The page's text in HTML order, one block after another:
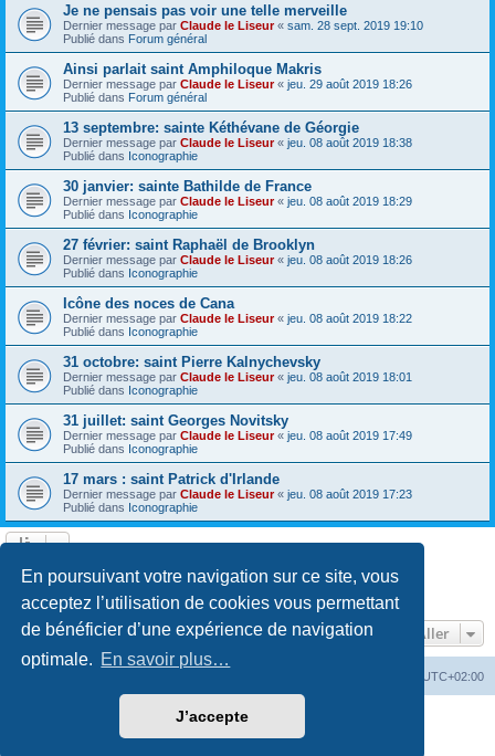
En poursuivant votre navigation sur ce site, vous
acceptez l’utilisation de cookies vous permettant
de bénéficier d’une expérience de navigation
optimale. En savoir plus…
J’accepte
Je ne pensais pas voir une telle merveille
Dernier message par Claude le Liseur« sam. 28 sept. 2019 19:10
Publié dans Forum général
Ainsi parlait saint Amphiloque Makris
Dernier message par Claude le Liseur« jeu. 29 août 2019 18:26
Publié dans Forum général
13 septembre: sainte Kéthévane de Géorgie
Dernier message par Claude le Liseur« jeu. 08 août 2019 18:38
Publié dans Iconographie
30 janvier: sainte Bathilde de France
Dernier message par Claude le Liseur« jeu. 08 août 2019 18:29
Publié dans Iconographie
27 février: saint Raphaël de Brooklyn
Dernier message par Claude le Liseur« jeu. 08 août 2019 18:26
Publié dans Iconographie
Icône des noces de Cana
Dernier message par Claude le Liseur« jeu. 08 août 2019 18:22
Publié dans Iconographie
31 octobre: saint Pierre Kalnychevsky
Dernier message par Claude le Liseur« jeu. 08 août 2019 18:01
Publié dans Iconographie
31 juillet: saint Georges Novitsky
Dernier message par Claude le Liseur« jeu. 08 août 2019 17:49
Publié dans Iconographie
17 mars : saint Patrick d'Irlande
Dernier message par Claude le Liseur« jeu. 08 août 2019 17:23
Publié dans Iconographie
Page1sur20
3
Aller
UTC+02:00
phpBB® Forum Software © phpBB Limited
©